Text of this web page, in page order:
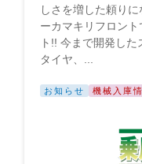
しさを増した頼り
ーカマキリフロン
ト!! 今まで開発し
タイヤ、...
お知らせ 機械入庫